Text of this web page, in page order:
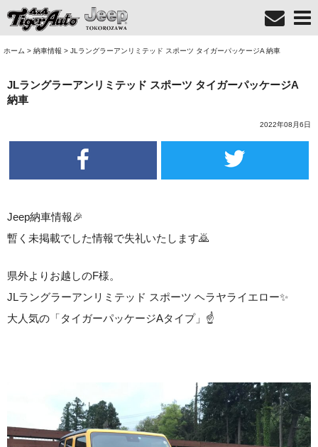
ホーム > 納車情報 > JLラングラーアンリミテッド スポーツ タイガーパッケージA 納車
JLラングラーアンリミテッド スポーツ タイガーパッケージA
納車
2022年08月6日
Jeep納車情報🎉
暫く未掲載でした情報で失礼いたします🙇
県外よりお越しのF様。
JLラングラーアンリミテッド スポーツ ヘラヤライエロー✨
大人気の「タイガーパッケージAタイプ」☝️